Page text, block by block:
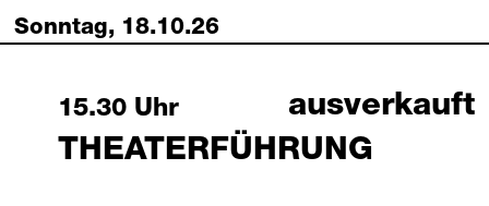
Sonntag, 18.10.26
Sunday, 18 October 2026
15.30 Uhr
THEATERFÜHRUNG
ausverkauft